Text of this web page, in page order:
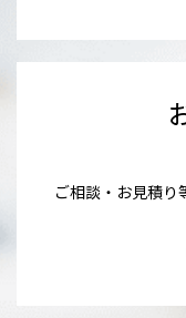
ご相談・お見積り